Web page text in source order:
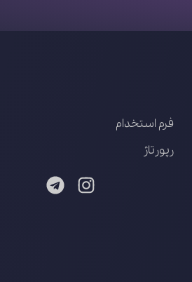
فرم استخدام
رپورتاژ